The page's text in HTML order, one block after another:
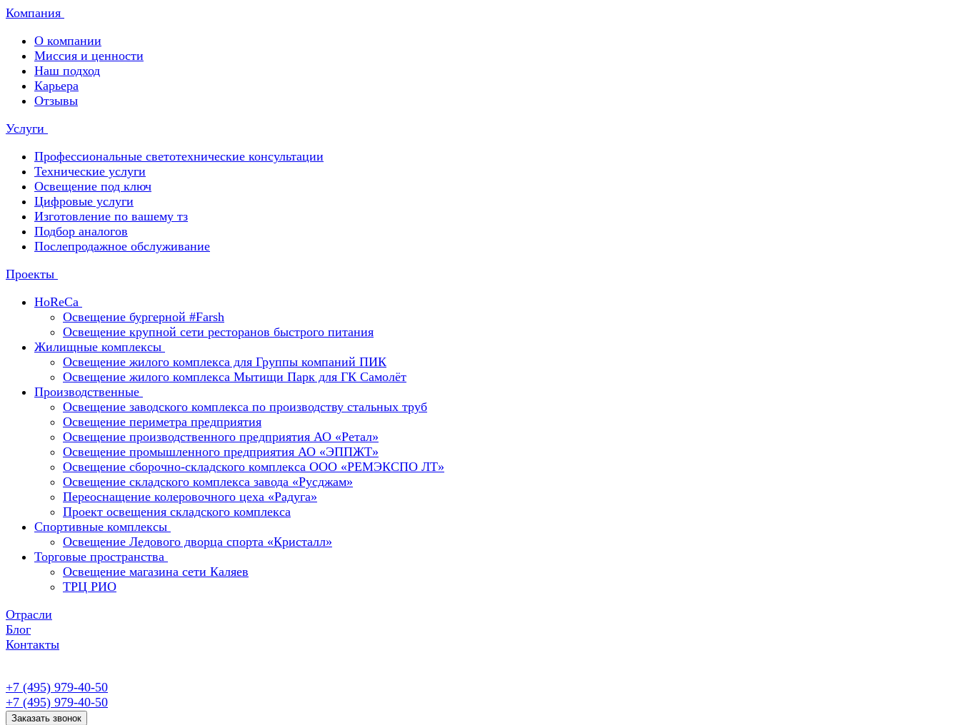
Компания
О компании
Миссия и ценности
Наш подход
Карьера
Отзывы
Услуги
Профессиональные светотехнические консультации
Технические услуги
Освещение под ключ
Цифровые услуги
Изготовление по вашему тз
Подбор аналогов
Послепродажное обслуживание
Проекты
HoReCa
Освещение бургерной #Farsh
Освещение крупной сети ресторанов быстрого питания
Жилищные комплексы
Освещение жилого комплекса для Группы компаний ПИК
Освещение жилого комплекса Мытищи Парк для ГК Самолёт
Производственные
Освещение заводского комплекса по производству стальных труб
Освещение периметра предприятия
Освещение производственного предприятия АО «Ретал»
Освещение промышленного предприятия АО «ЭППЖТ»
Освещение сборочно-складского комплекса ООО «РЕМЭКСПО ЛТ»
Освещение складского комплекса завода «Русджам»
Переоснащение колеровочного цеха «Радуга»
Проект освещения складского комплекса
Спортивные комплексы
Освещение Ледового дворца спорта «Кристалл»
Торговые пространства
Освещение магазина сети Каляев
ТРЦ РИО
Отрасли
Блог
Контакты
+7 (495) 979-40-50
+7 (495) 979-40-50
Заказать звонок